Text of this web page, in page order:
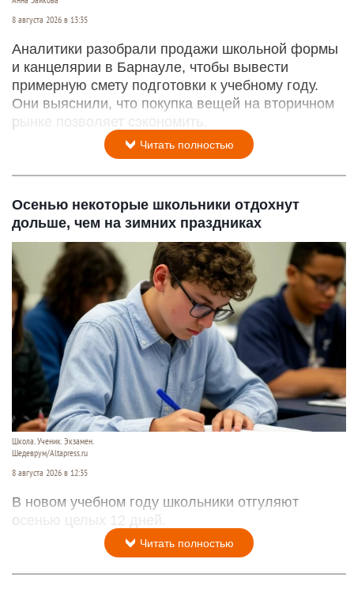
8 августа 2026 в 13:35
Аналитики разобрали продажи школьной формы
и канцелярии в Барнауле, чтобы вывести
примерную смету подготовки к учебному году.
Они выяснили, что покупка вещей на вторичном
рынке позволяет сэкономить.
Читать полностью
Осенью некоторые школьники отдохнут
дольше, чем на зимних праздниках
Школа. Ученик. Экзамен.
Шедеврум/Altapress.ru
8 августа 2026 в 12:35
В новом учебном году школьники отгуляют
осенью целых 12 дней.
Читать полностью